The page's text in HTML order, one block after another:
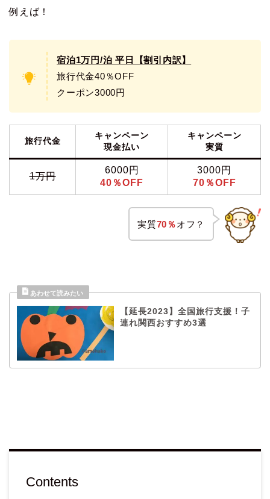
例えば！
宿泊1万円/泊 平日【割引内訳】
旅行代金40％OFF
クーポン3000円
旅行代金
キャンペーン
現金払い
キャンペーン
実質
1万円
6000円
40％OFF
3000円
70％OFF
実質70％オフ？
【延長2023】全国旅行支援！子
連れ関西おすすめ3選
Contents